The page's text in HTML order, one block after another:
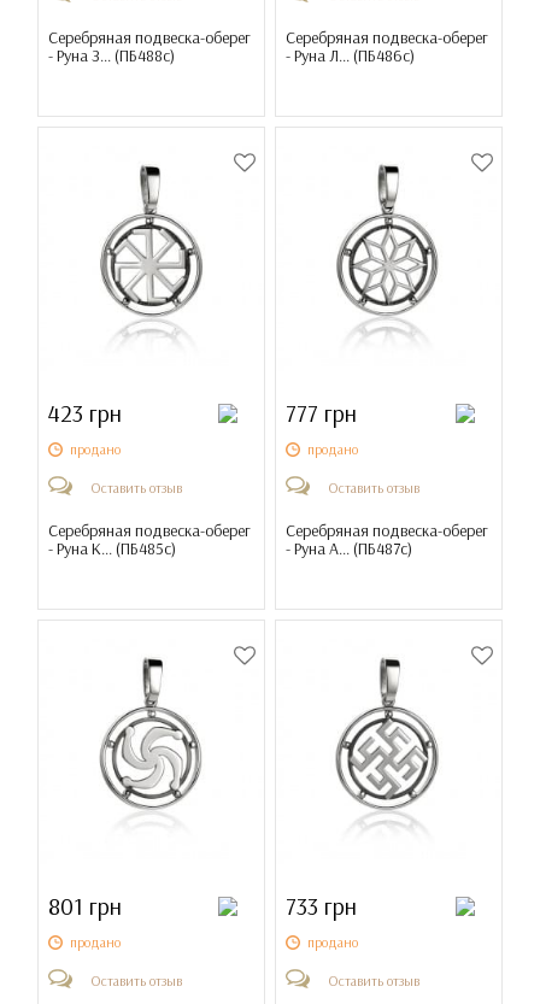
Серебряная подвеска-оберег
- Руна З... (ПБ488с)
Серебряная подвеска-оберег
- Руна Л... (ПБ486с)
423 грн
продано
Оставить отзыв
Серебряная подвеска-оберег
- Руна К... (ПБ485с)
777 грн
продано
Оставить отзыв
Серебряная подвеска-оберег
- Руна А... (ПБ487с)
801 грн
продано
Оставить отзыв
733 грн
продано
Оставить отзыв